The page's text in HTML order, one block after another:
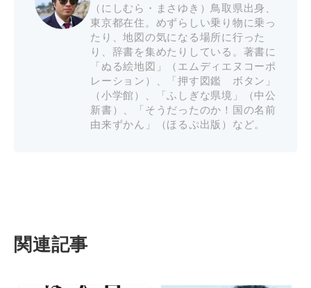
（にしむら・まさゆき）鳥取県出身、
東京都在住。めずらしい乗り物に乗っ
たり、地図の気になる場所に行った
り、辞書を集めたりしている。著書に
「ぬる絵地図」（エムディエヌコーポ
レーション）、「押す図鑑 ボタン」
（小学館）、「ふしぎな県境」（中公
新書）、「そうだったのか！国の名前
由来ずかん」（ほるぷ出版）など。
関連記事